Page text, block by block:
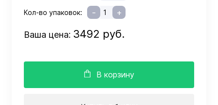
Кол-во упаковок: - +
Ваша цена: 3492 руб.
В корзину